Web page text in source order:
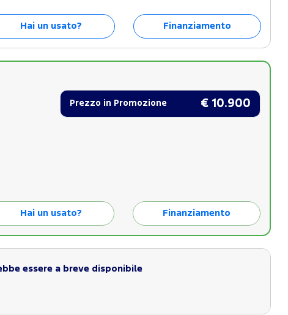
Hai un usato? Finanziamento
Prezzo in Promozione € 10.900
Hai un usato? Finanziamento
essere a breve disponibile